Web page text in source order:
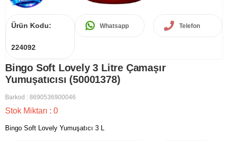
Ürün Kodu:
224092
Whatsapp Telefon
Bingo Soft Lovely 3 Litre Çamaşır
Yumuşatıcısı (50001378)
Barkod : 8690536900046
Stok Miktarı : 0
Bingo Soft Lovely Yumuşatıcı 3 L